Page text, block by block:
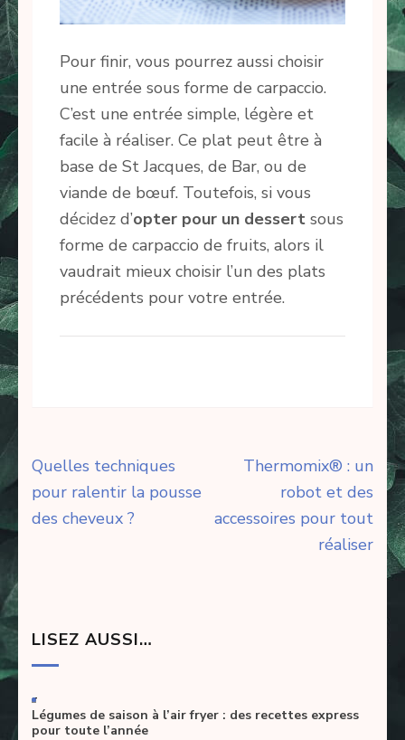
Pour finir, vous pourrez aussi choisir
une entrée sous forme de carpaccio.
C’est une entrée simple, légère et
facile à réaliser. Ce plat peut être à
base de St Jacques, de Bar, ou de
viande de bœuf. Toutefois, si vous
décidez d’opter pour un dessert sous
forme de carpaccio de fruits, alors il
vaudrait mieux choisir l’un des plats
précédents pour votre entrée.
Navigation
de
l’article
Quelles techniques
pour ralentir la pousse
des cheveux ?
Thermomix® : un
robot et des
accessoires pour tout
réaliser
LISEZ AUSSI…
-
Légumes de saison à l’air fryer : des recettes express
pour toute l’année